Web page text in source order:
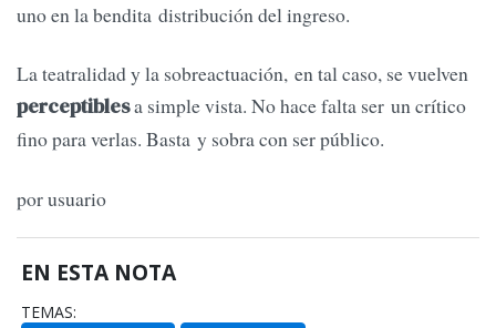
uno en la bendita distribución del ingreso.
La teatralidad y la sobreactuación, en tal caso, se vuelven
perceptiblesa simple vista. No hace falta ser un crítico
fino para verlas. Basta y sobra con ser público.
por usuario
EN ESTA NOTA
TEMAS: